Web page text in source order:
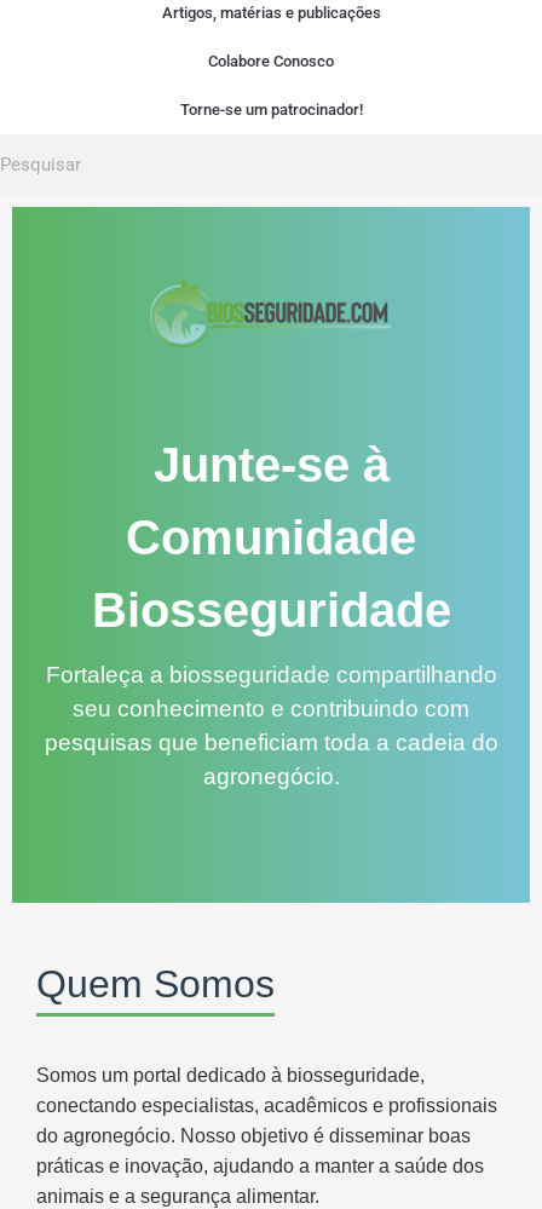
Artigos, matérias e publicações
Colabore Conosco
Torne-se um patrocinador!
Junte-se à
Comunidade
Biosseguridade
Fortaleça a biosseguridade compartilhando
seu conhecimento e contribuindo com
pesquisas que beneficiam toda a cadeia do
agronegócio.
Quem Somos
Somos um portal dedicado à biosseguridade,
conectando especialistas, acadêmicos e profissionais
do agronegócio. Nosso objetivo é disseminar boas
práticas e inovação, ajudando a manter a saúde dos
animais e a segurança alimentar.